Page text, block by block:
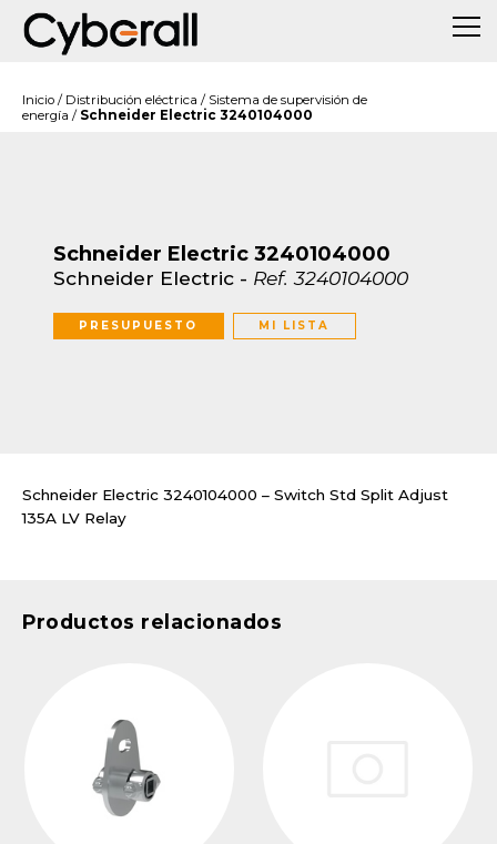
Inicio / Distribución eléctrica / Sistema de supervisión de
energía / Schneider Electric 3240104000
Schneider Electric 3240104000
Schneider Electric - Ref.3240104000
PRESUPUESTO MI LISTA
Schneider Electric 3240104000 – Switch Std Split Adjust
135A LV Relay
Productos relacionados